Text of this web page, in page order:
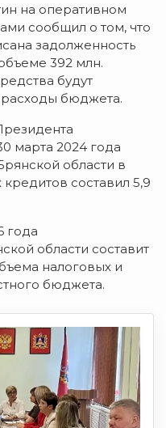
на оперативном
сообщил о том, что
задолженность
392 млн.
будут
бюджета.
марта 2024 года
области в
составил 5,9
года
области составит
налоговых и
бюджета.